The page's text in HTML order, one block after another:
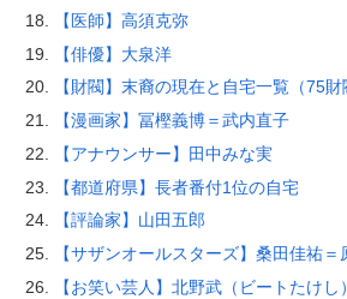
【医師】高須克弥
【俳優】大泉洋
【財閥】末裔の現在と自宅一覧（75財
【漫画家】冨樫義博＝武内直子
【アナウンサー】田中みな実
【都道府県】長者番付1位の自宅
【評論家】山田五郎
【サザンオールスターズ】桑田佳祐＝
【お笑い芸人】北野武（ビートたけし）